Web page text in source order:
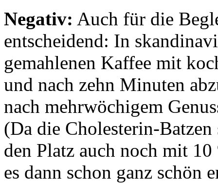
Negativ: Auch für die
entscheidend: In
gemahlenen Kaffee mit
und nach zehn Minuten
nach mehrwöchigem
(Da die Cholesterin-
den Platz auch noch mit
es dann schon ganz schön